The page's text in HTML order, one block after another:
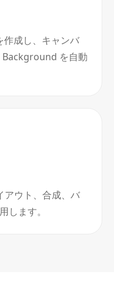
成し、キャンバ
Background を自動
アウト、合成、バ
します。